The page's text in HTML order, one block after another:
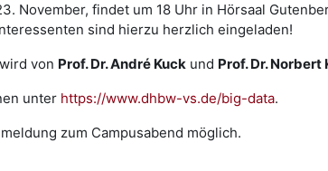
November, findet um 18 Uhr in Hörsaal
sind hierzu herzlich eingeladen!
von Prof. Dr. André Kuck und Prof. Dr. Norbert
unter https://www.dhbw-vs.de/big-data.
zum Campusabend möglich.